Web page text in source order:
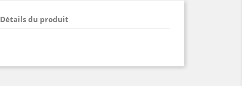
Détails du produit